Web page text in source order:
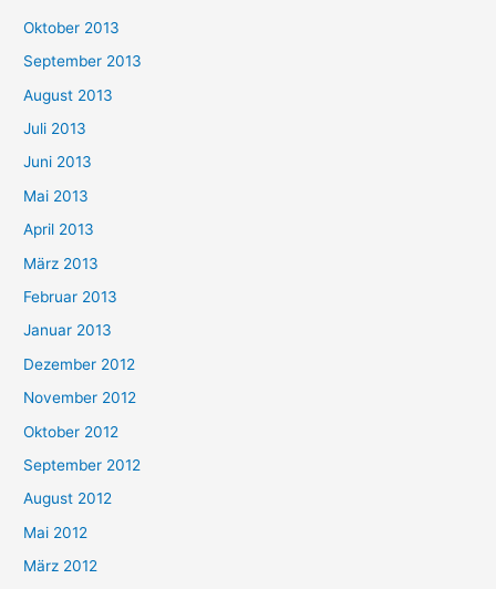
Oktober 2013
September 2013
August 2013
Juli 2013
Juni 2013
Mai 2013
April 2013
März 2013
Februar 2013
Januar 2013
Dezember 2012
November 2012
Oktober 2012
September 2012
August 2012
Mai 2012
März 2012